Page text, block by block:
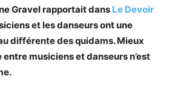
Gravel rapportait dans Le Devoir
et les danseurs ont une
différente des quidams. Mieux
musiciens et danseurs n’est